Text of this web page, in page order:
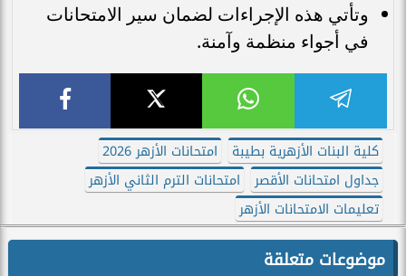
وتأتي هذه الإجراءات لضمان سير الامتحانات
في أجواء منظمة وآمنة.
كلية البنات الأزهرية بطيبة
امتحانات الأزهر 2026
جداول امتحانات الأقصر
امتحانات الترم الثاني الأزهر
تعليمات الامتحانات الأزهر
موضوعات متعلقة